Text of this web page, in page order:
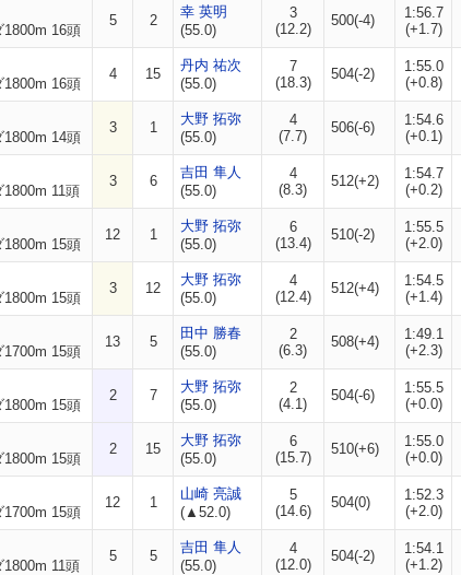
1800m 16頭
5 2
幸 英明
(55.0)
3
(12.2)
500(-4)
1:56.7
(+1.7)
1800m 16頭
4 15
丹内 祐次
(55.0)
7
(18.3)
504(-2)
1:55.0
(+0.8)
1800m 14頭
3 1
大野 拓弥
(55.0)
4
(7.7)
506(-6)
1:54.6
(+0.1)
1800m 11頭
3 6
吉田 隼人
(55.0)
4
(8.3)
512(+2)
1:54.7
(+0.2)
1800m 15頭
12 1
大野 拓弥
(55.0)
6
(13.4)
510(-2)
1:55.5
(+2.0)
1800m 15頭
3 12
大野 拓弥
(55.0)
4
(12.4)
512(+4)
1:54.5
(+1.4)
1700m 15頭
13 5
田中 勝春
(55.0)
2
(6.3)
508(+4)
1:49.1
(+2.3)
1800m 15頭
2 7
大野 拓弥
(55.0)
2
(4.1)
504(-6)
1:55.5
(+0.0)
1800m 15頭
2 15
大野 拓弥
(55.0)
6
(15.7)
510(+6)
1:55.0
(+0.0)
1700m 15頭
12 1
山崎 亮誠
(▲52.0)
5
(14.6)
504(0)
1:52.3
(+2.0)
1800m 11頭
5 5
吉田 隼人
(55.0)
4
(12.0)
504(-2)
1:54.1
(+1.2)